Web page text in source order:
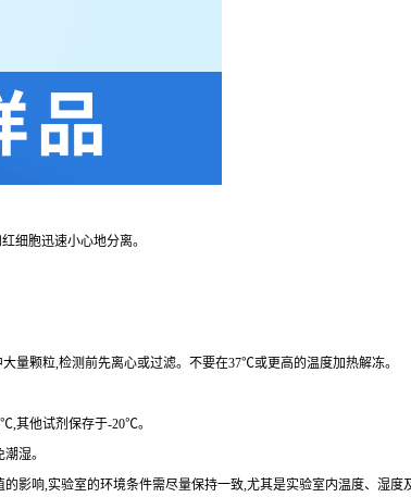
细胞迅速小心地分离。
量颗粒,检测前先离心或过滤。不要在37℃或更高的温度加热解冻。
,其他试剂保存于-20℃。
湿。
影响,实验室的环境条件需尽量保持一致,尤其是实验室内温度、湿